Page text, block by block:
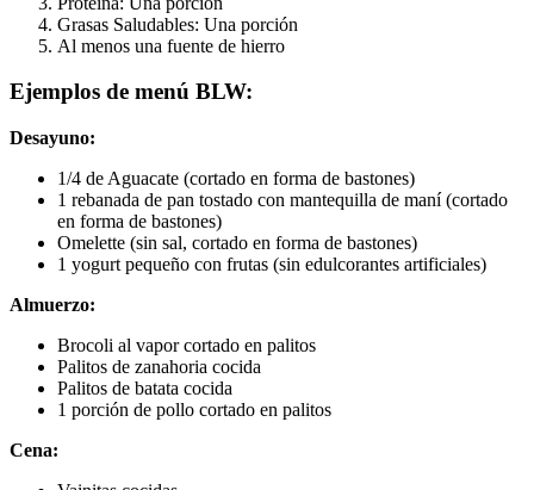
Grasas Saludables: Una porción
Al menos una fuente de hierro
Ejemplos de menú BLW:
Desayuno:
1/4 de Aguacate (cortado en forma de bastones)
1 rebanada de pan tostado con mantequilla de maní (cortado
en forma de bastones)
Omelette (sin sal, cortado en forma de bastones)
1 yogurt pequeño con frutas (sin edulcorantes artificiales)
Almuerzo:
Brocoli al vapor cortado en palitos
Palitos de zanahoria cocida
Palitos de batata cocida
1 porción de pollo cortado en palitos
Cena: